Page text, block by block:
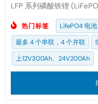
LFP 系列磷酸铁锂
热门标签
LifePO4 电
最多 4 个串联，4 个并联
上12V300Ah、24V200Ah